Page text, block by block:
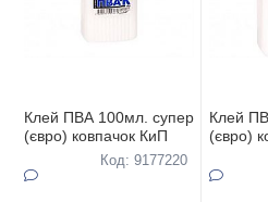
Клей ПВА 100мл. супер
(євро) ковпачок КиП
Код: 9177220
Клей
(євро)